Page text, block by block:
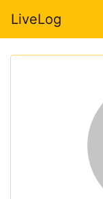
LiveLog